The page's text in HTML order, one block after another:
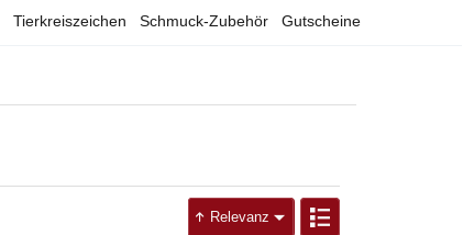
Tierkreiszeichen Schmuck-Zubehör Gutscheine
Relevanz